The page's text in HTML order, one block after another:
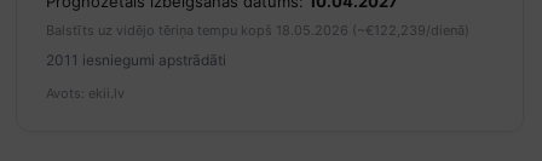
Balstīts uz vidējo tēriņa tempu kopš 18.05.2026 (~€122,239/dienā)
2011 iesniegumi apstrādāti
Avots: ekii.lv